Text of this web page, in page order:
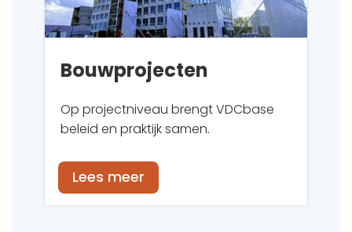
Bouwprojecten
Op projectniveau brengt VDCbase
beleid en praktijk samen.
Lees meer